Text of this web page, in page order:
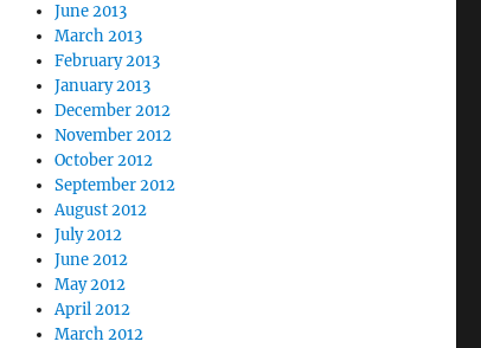
June 2013
March 2013
February 2013
January 2013
December 2012
November 2012
October 2012
September 2012
August 2012
July 2012
June 2012
May 2012
April 2012
March 2012